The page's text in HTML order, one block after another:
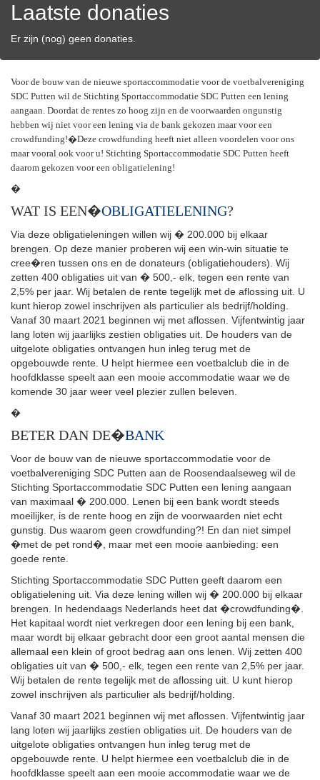
Laatste donaties
Er zijn (nog) geen donaties.
Voor de bouw van de nieuwe sportaccommodatie voor de voetbalvereniging
SDC Putten wil de Stichting Sportaccommodatie SDC Putten een lening
aangaan. Doordat de rentes zo hoog zijn en de voorwaarden ongunstig
hebben wij niet voor een lening via de bank gekozen maar voor een
crowdfunding!�Deze crowdfunding heeft niet alleen voordelen voor ons
maar vooral ook voor u! Stichting Sportaccommodatie SDC Putten heeft
daarom gekozen voor een obligatielening!
�
WAT IS EEN�OBLIGATIELENING?
Via deze obligatieleningen willen wij � 200.000 bij elkaar
brengen. Op deze manier proberen wij een win-win situatie te
cree�ren tussen ons en de donateurs (obligatiehouders). Wij
zetten 400 obligaties uit van � 500,- elk, tegen een rente van
2,5% per jaar. Wij betalen de rente tegelijk met de aflossing uit. U
kunt hierop zowel inschrijven als particulier als bedrijf/holding.
Vanaf 30 maart 2021 beginnen wij met aflossen. Vijfentwintig jaar
lang loten wij jaarlijks zestien obligaties uit. De houders van de
uitgelote obligaties ontvangen hun inleg terug met de
opgebouwde rente. U helpt hiermee een voetbalclub die in de
hoofdklasse speelt aan een mooie accommodatie waar we de
komende 30 jaar weer veel plezier zullen beleven.
�
BETER DAN DE�BANK
Voor de bouw van de nieuwe sportaccommodatie voor de
voetbalvereniging SDC Putten aan de Roosendaalseweg wil de
Stichting Sportaccommodatie SDC Putten een lening aangaan
van maximaal � 200.000. Lenen bij een bank wordt steeds
moeilijker, is de rente hoog en zijn de voorwaarden niet echt
gunstig. Dus waarom geen crowdfunding?! En dan niet simpel
�met de pet rond�, maar met een mooie aanbieding: een
goede rente.
Stichting Sportaccommodatie SDC Putten geeft daarom een
obligatielening uit. Via deze lening willen wij � 200.000 bij elkaar
brengen. In hedendaags Nederlands heet dat �crowdfunding�.
Het kapitaal wordt niet verkregen door een lening bij een bank,
maar wordt bij elkaar gebracht door een groot aantal mensen die
allemaal een klein of groot bedrag aan ons lenen. Wij zetten 400
obligaties uit van � 500,- elk, tegen een rente van 2,5% per jaar.
Wij betalen de rente tegelijk met de aflossing uit. U kunt hierop
zowel inschrijven als particulier als bedrijf/holding.
Vanaf 30 maart 2021 beginnen wij met aflossen. Vijfentwintig jaar
lang loten wij jaarlijks zestien obligaties uit. De houders van de
uitgelote obligaties ontvangen hun inleg terug met de
opgebouwde rente. U helpt hiermee een voetbalclub die in de
hoofdklasse speelt aan een mooie accommodatie waar we de